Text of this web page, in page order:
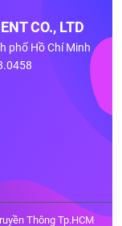
CO., LTD
phố Hồ Chí Minh
Thông Tp.HCM